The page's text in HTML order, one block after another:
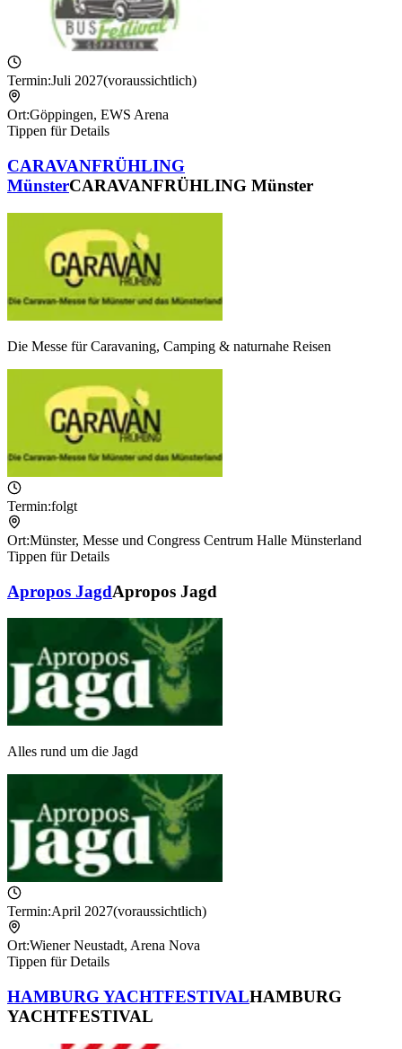
Termin:Juli 2027(voraussichtlich)
Ort:Göppingen, EWS Arena
Tippen für Details
CARAVANFRÜHLING
MünsterCARAVANFRÜHLING Münster
Die Messe für Caravaning, Camping & naturnahe Reisen
Termin:folgt
Ort:Münster, Messe und Congress Centrum Halle Münsterland
Tippen für Details
Apropos JagdApropos Jagd
Alles rund um die Jagd
Termin:April 2027(voraussichtlich)
Ort:Wiener Neustadt, Arena Nova
Tippen für Details
HAMBURG YACHTFESTIVALHAMBURG
YACHTFESTIVAL